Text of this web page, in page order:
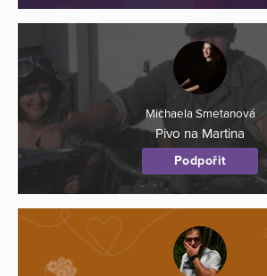
Michaela Smetanová
Pivo na Martina
Podpořit